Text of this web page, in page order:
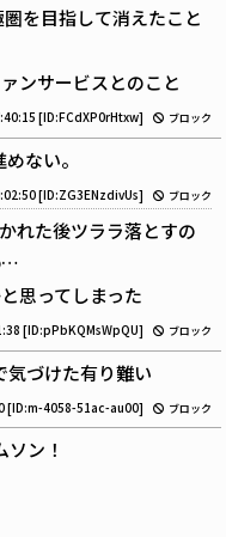
を目指して消えたこと
ンサービスとのこと
[ID:FCdXP0rHtxw] ブロック
ない。
[ID:ZG3ENzdivUs] ブロック
れた後ツララ落とすの
…
思ってしまった
[ID:pPbKQMsWpQU] ブロック
気づけた有り難い
[ID:m-4058-51ac-au00] ブロック
ン！